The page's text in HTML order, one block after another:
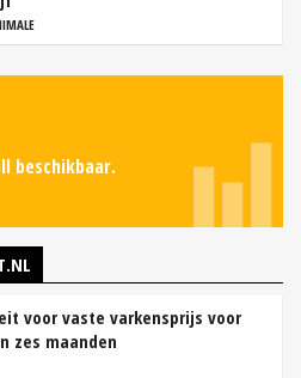
beschikbaar.
voor vaste varkensprijs voor
zes maanden